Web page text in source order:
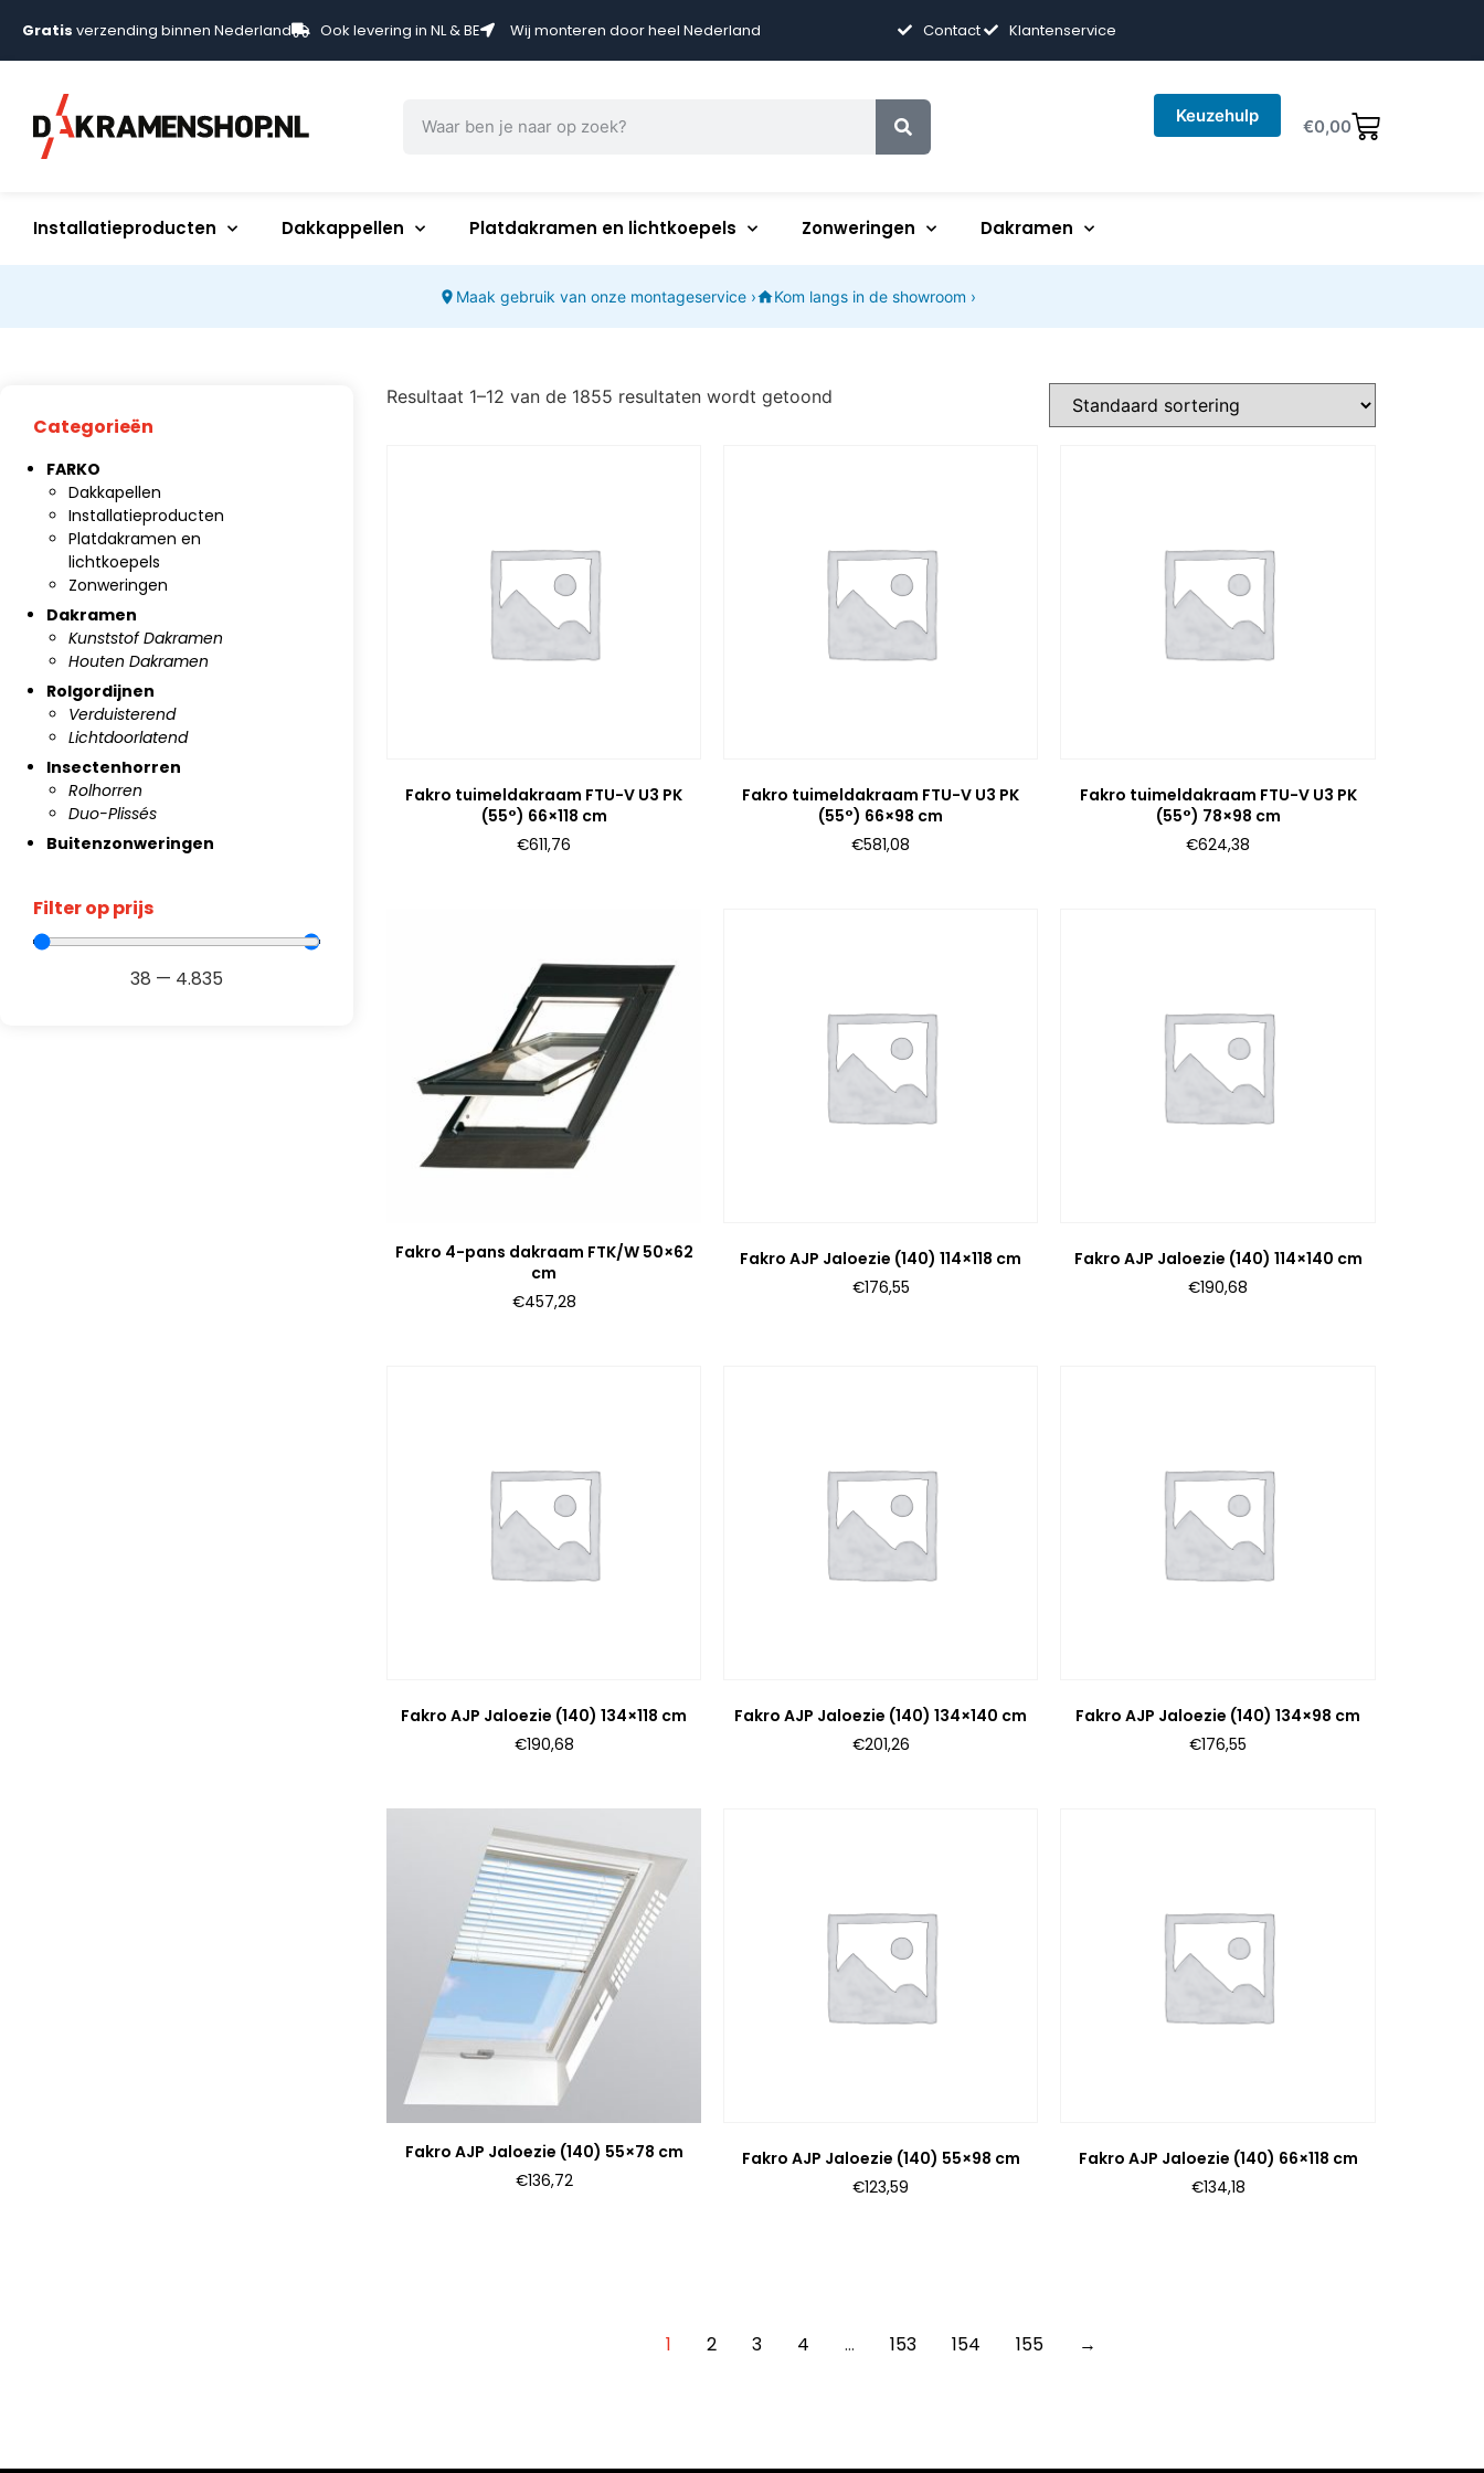
Gratis verzending binnen Nederland Ook levering in NL & BE Wij monteren door heel Nederland Contact Klantenservice
Keuzehulp
€0,00
Installatieproducten Dakkappellen Platdakramen en lichtkoepels Zonweringen Dakramen
Maak gebruik van onze montageservice › Kom langs in de showroom ›
Categorieën
FARKO
Dakkapellen
Installatieproducten
Platdakramen en
lichtkoepels
Zonweringen
Dakramen
Kunststof Dakramen
Houten Dakramen
Rolgordijnen
Verduisterend
Lichtdoorlatend
Insectenhorren
Rolhorren
Duo-Plissés
Buitenzonweringen
Filter op prijs
38 — 4.835
Resultaat 1–12 van de 1855 resultaten wordt getoond
Fakro tuimeldakraam FTU-V U3 PK
(55°) 66×118 cm
€611,76
Fakro tuimeldakraam FTU-V U3 PK
(55°) 66×98 cm
€581,08
Fakro tuimeldakraam FTU-V U3 PK
(55°) 78×98 cm
€624,38
Fakro 4-pans dakraam FTK/W 50×62
cm
€457,28
Fakro AJP Jaloezie (140) 114×118 cm
€176,55
Fakro AJP Jaloezie (140) 114×140 cm
€190,68
Fakro AJP Jaloezie (140) 134×118 cm
€190,68
Fakro AJP Jaloezie (140) 134×140 cm
€201,26
Fakro AJP Jaloezie (140) 134×98 cm
€176,55
Fakro AJP Jaloezie (140) 55×78 cm
€136,72
Fakro AJP Jaloezie (140) 55×98 cm
€123,59
Fakro AJP Jaloezie (140) 66×118 cm
€134,18
1 2 3 4 … 153 154 155 →